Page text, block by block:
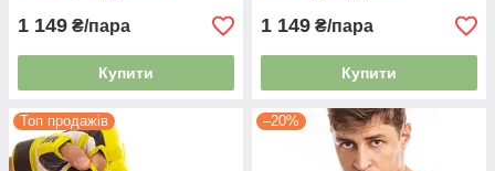
1 149 ₴/пара
Купити
1 149 ₴/пара
Купити
Топ продажів –20%